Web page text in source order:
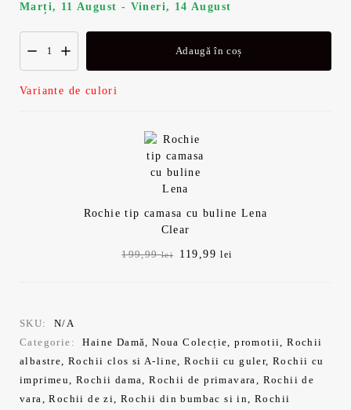
Marți, 11 August - Vineri, 14 August
Adaugă în coș
Variante de culori
Rochie tip camasa cu buline Lena
Clear
199,99lei
Prețul
119,99lei
SKU:
N/A
Categorie:
Haine Damă,Noua Colecție,promotii,Rochii
albastre,Rochii clos si A-line,Rochii cu guler,Rochii cu
imprimeu,Rochii dama,Rochii de primavara, Rochii de
vara,Rochii de zi,Rochii din bumbac si in,Rochii